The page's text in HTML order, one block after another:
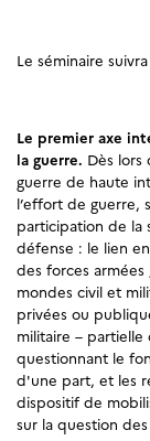
Le séminaire
Le premier axe
la guerre. Dès
guerre de haute
l’effort de guerre,
participation de la
défense : le lien
des forces
mondes civil et
privées ou
militaire –
questionnant le
d'une part, et les
dispositif de
sur la question